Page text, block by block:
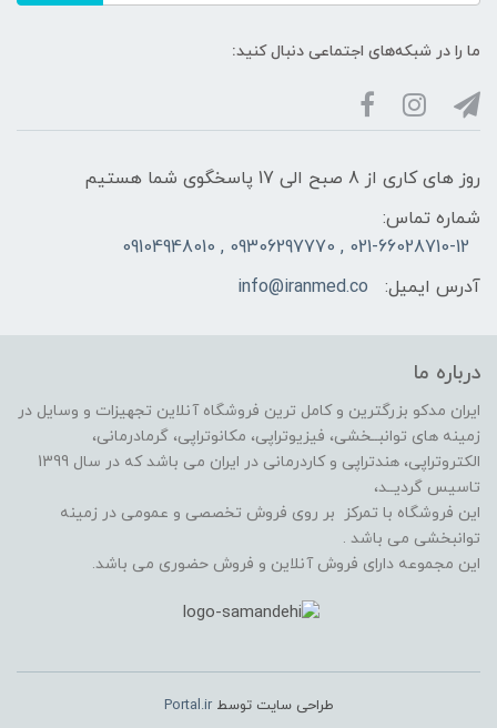
ما را در شبکه‌های اجتماعی دنبال کنید:
روز های کاری از 8 صبح الی 17 پاسخگوی شما هستیم
شماره تماس:
021-66028710-12 , 09306297770 , 09104948010
آدرس ایمیل:
info@iranmed.co
درباره ما
ایران مدکو بزرگترین و کامل ترین فروشگاه آنلاین تجهیزات و وسایل در
زمینه های توانبــخشی، فیزیوتراپی، مکانوتراپی، گرمادرمانی،
الکتروتراپی، هندتراپی و کاردرمانی در ایران می باشد که در سال 1399
تاسیس گردیــد،
این فروشگاه با تمرکز بر روی فروش تخصصی و عمومی در زمینه
توانبخشی می باشد .
این مجموعه دارای فروش آنلاین و فروش حضوری می باشد.
طراحی سایت توسطPortal.ir